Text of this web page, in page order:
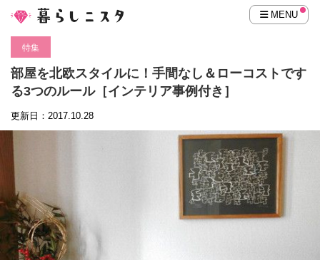
MENU
特集
部屋を北欧スタイルに！手間なし＆ローコストです
る3つのルール［インテリア事例付き］
更新日：2017.10.28